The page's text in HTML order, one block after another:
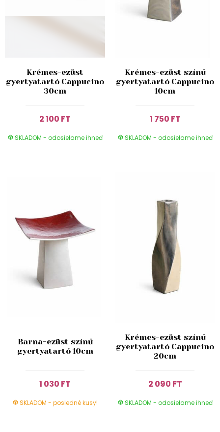
Krémes-ezüst
gyertyatartó Cappucino
30cm
2 100 FT
SKLADOM - odosielame ihneď
Krémes-ezüst színű
gyertyatartó Cappucino
10cm
1 750 FT
SKLADOM - odosielame ihneď
Barna-ezüst színű
gyertyatartó 10cm
1 030 FT
SKLADOM - posledné kusy!
Krémes-ezüst színű
gyertyatartó Cappucino
20cm
2 090 FT
SKLADOM - odosielame ihneď